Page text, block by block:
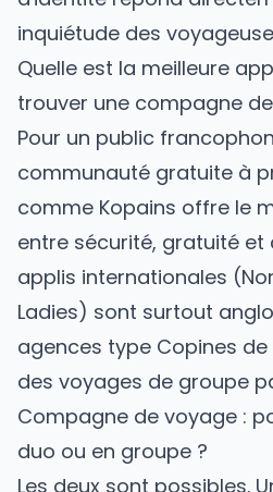
inquiétude des
Quelle est la meilleure
trouver une compagne
Pour un public
communauté gratuite à
comme Kopains offre le
entre sécurité, gratuité et
applis internationales
Ladies) sont surtout
agences type Copines
des voyages de groupe
Compagne de voyage :
duo ou en groupe ?
Les deux sont possibles.